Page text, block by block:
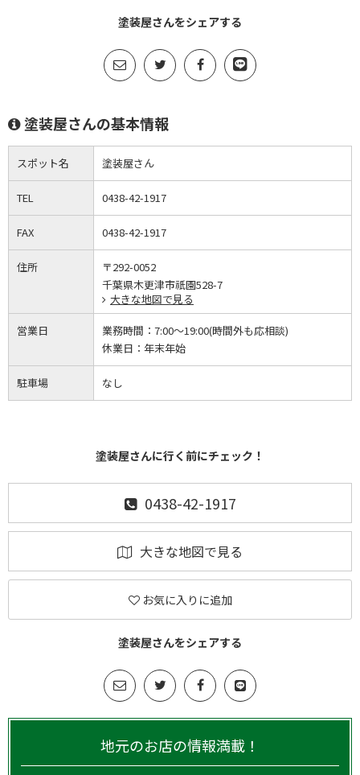
塗装屋さんをシェアする
塗装屋さんの基本情報
スポット名 塗装屋さん
TEL 0438-42-1917
FAX 0438-42-1917
住所
〒292-0052
千葉県木更津市祇園528-7
大きな地図で見る
営業日 業務時間： 7:00～19:00(時間外も応相談)
休業日： 年末年始
駐車場 なし
塗装屋さんに行く前にチェック！
0438-42-1917
大きな地図で見る
お気に入りに追加
塗装屋さんをシェアする
地元のお店の情報満載！